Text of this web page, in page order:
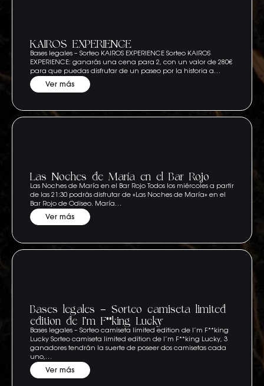
KAIROS EXPERIENCE
Bases legales – Sorteo KAIROS EXPERIENCE Sorteo KAIROS
EXPERIENCE: ganarás una cena para 2, con un valor de 280€
para que puedas disfrutar de un paseo por la historia a…
Ver más
Las Noches de María en el Bar Rojo
Las Noches de María en el Bar Rojo Todos los miércoles a partir
de las 21:30 podrás disfrutar de «Las Noches de María» en el
Bar Rojo de Odiseo. María…
Ver más
Bases legales – Sorteo camiseta limited
edition de I’m F**king Lucky
Bases legales – Sorteo camiseta limited edition de I’m F**king
Lucky Sorteo camiseta limited edition de I’m F**king Lucky, 3
ganadores tendrán la suerte de poseer dos camisetas cada
uno,…
Ver más